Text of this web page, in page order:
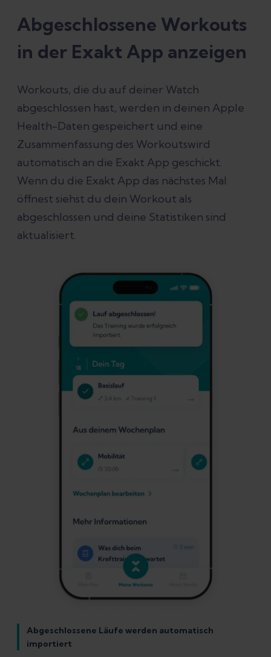
Abgeschlossene Workouts
in der Exakt App anzeigen
Workouts, die du auf deiner Watch
abgeschlossen hast, werden in deinen Apple
Health-Daten gespeichert und eine
Zusammenfassung des Workoutswird
automatisch an die Exakt App geschickt.
Wenn du die Exakt App das nächstes Mal
öffnest siehst du dein Workout als
abgeschlossen und deine Statistiken sind
aktualisiert.
Abgeschlossene Läufe werden automatisch
importiert